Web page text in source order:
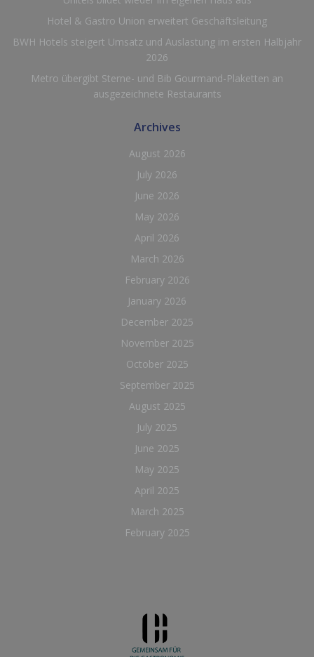
Hotel & Gastro Union erweitert Geschäftsleitung
BWH Hotels steigert Umsatz und Auslastung im ersten Halbjahr
2026
Metro übergibt Sterne- und Bib Gourmand-Plaketten an
ausgezeichnete Restaurants
Archives
August 2026
July 2026
June 2026
May 2026
April 2026
March 2026
February 2026
January 2026
December 2025
November 2025
October 2025
September 2025
August 2025
July 2025
June 2025
May 2025
April 2025
March 2025
February 2025